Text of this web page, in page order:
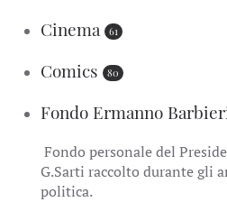
Cinema
61
Comics 80
Fondo Ermanno
Fondo personale del
G.Sarti raccolto durante gli
politica.